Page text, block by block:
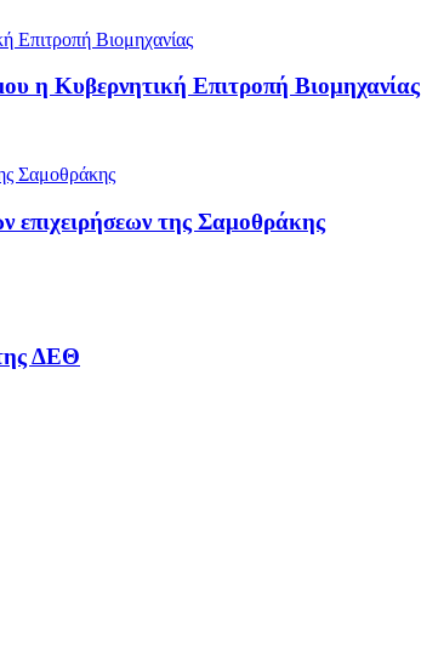
η Κυβερνητική Επιτροπή Βιομηχανίας
επιχειρήσεων της Σαμοθράκης
ΔΕΘ